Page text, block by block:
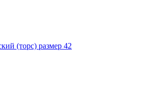
(торс) размер 42